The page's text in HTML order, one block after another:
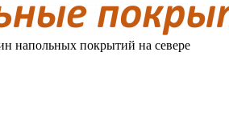
напольных покрытий на севере